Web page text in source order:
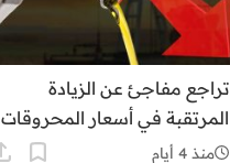
تراجع مفاجئ عن الزيادة
المرتقبة في أسعار المحروقات
بالمغرب وسط ترقب وتساءلات
منذ 4 أيام